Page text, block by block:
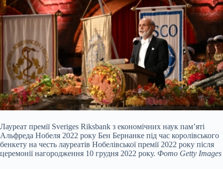
Лауреат премії Sveriges Riksbank з економічних наук пам’яті
Альфреда Нобеля 2022 року Бен Бернанке під час королівського
бенкету на честь лауреатів Нобелівської премії 2022 року після
церемонії нагородження 10 грудня 2022 року. Фото Getty Images